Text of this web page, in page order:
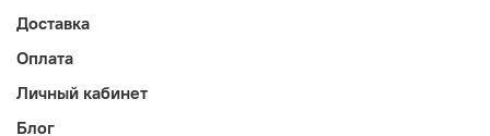
Доставка
Оплата
Личный кабинет
Блог